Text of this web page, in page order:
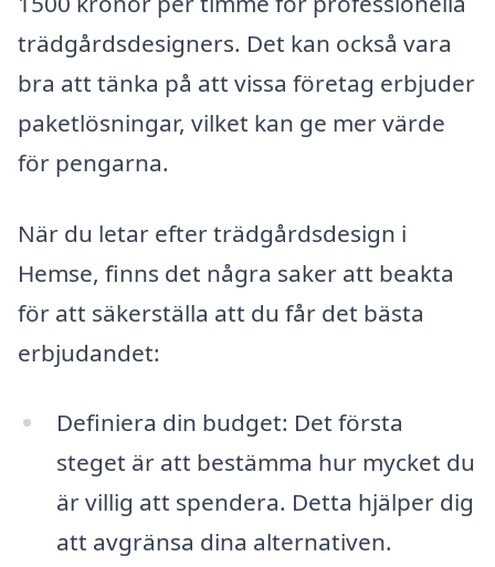
trädgårdsdesigners. Det kan också vara
bra att tänka på att vissa företag erbjuder
paketlösningar, vilket kan ge mer värde
för pengarna.
När du letar efter trädgårdsdesign i
Hemse, finns det några saker att beakta
för att säkerställa att du får det bästa
erbjudandet:
Definiera din budget: Det första
steget är att bestämma hur mycket du
är villig att spendera. Detta hjälper dig
att avgränsa dina alternativen.